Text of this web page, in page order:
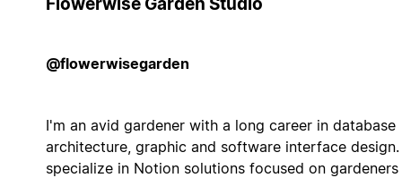
@flowerwisegarden
I'm an avid gardener with a long career in database
architecture, graphic and software interface design.
specialize in Notion solutions focused on gardeners